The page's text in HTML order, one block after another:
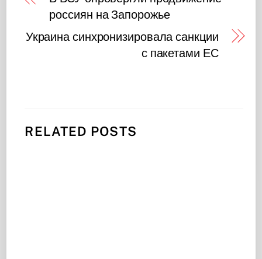
россиян на Запорожье
Украина синхронизировала санкции
с пакетами ЕС
RELATED POSTS